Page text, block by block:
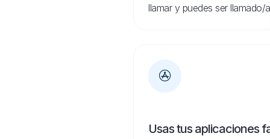
llamar y puedes ser llamado/
Usas tus aplicaciones